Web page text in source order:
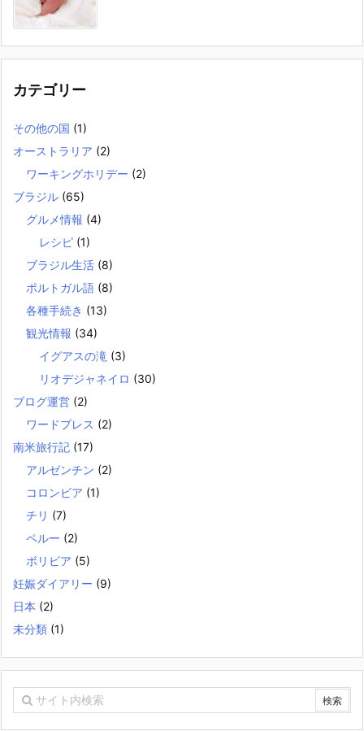
カテゴリー
その他の国 (1)
オーストラリア (2)
ワーキングホリデー (2)
ブラジル (65)
グルメ情報 (4)
レシピ (1)
ブラジル生活 (8)
ポルトガル語 (8)
各種手続き (13)
観光情報 (34)
イグアスの滝 (3)
リオデジャネイロ (30)
ブログ運営 (2)
ワードプレス (2)
南米旅行記 (17)
アルゼンチン (2)
コロンビア (1)
チリ (7)
ペルー (2)
ボリビア (5)
妊娠ダイアリー (9)
日本 (2)
未分類 (1)